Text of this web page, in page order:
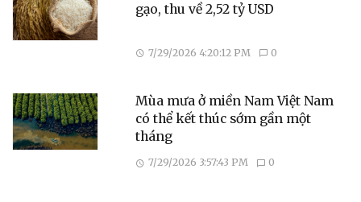
gạo, thu về 2,52 tỷ USD
7/29/2026 4:20:12 PM 0
Mùa mưa ở miền Nam Việt Nam
có thể kết thúc sớm gần một
tháng
7/29/2026 3:57:43 PM 0